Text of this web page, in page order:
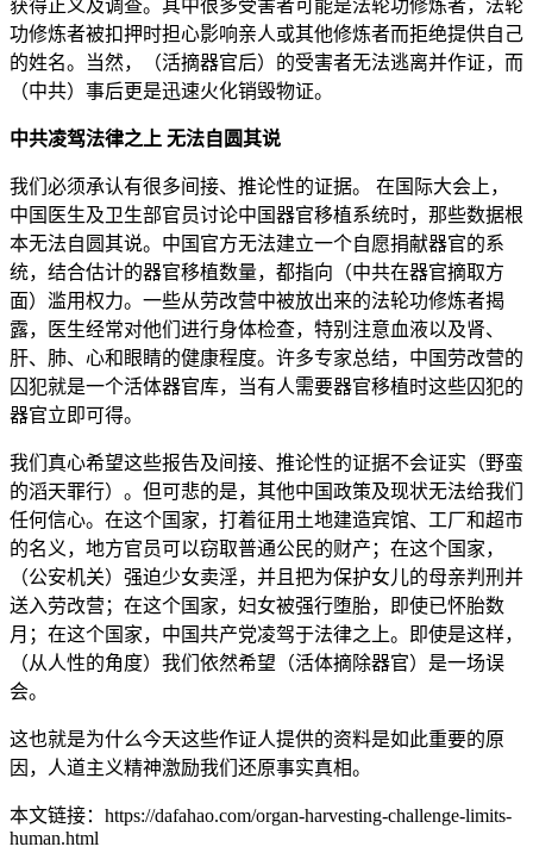
获得正义及调查。其中很多受害者可能是法轮功修炼者，法轮
功修炼者被扣押时担心影响亲人或其他修炼者而拒绝提供自己
的姓名。当然，（活摘器官后）的受害者无法逃离并作证，而
（中共）事后更是迅速火化销毁物证。
中共凌驾法律之上 无法自圆其说
我们必须承认有很多间接、推论性的证据。 在国际大会上，
中国医生及卫生部官员讨论中国器官移植系统时，那些数据根
本无法自圆其说。中国官方无法建立一个自愿捐献器官的系
统，结合估计的器官移植数量，都指向（中共在器官摘取方
面）滥用权力。一些从劳改营中被放出来的法轮功修炼者揭
露，医生经常对他们进行身体检查，特别注意血液以及肾、
肝、肺、心和眼睛的健康程度。许多专家总结，中国劳改营的
囚犯就是一个活体器官库，当有人需要器官移植时这些囚犯的
器官立即可得。
我们真心希望这些报告及间接、推论性的证据不会证实（野蛮
的滔天罪行）。但可悲的是，其他中国政策及现状无法给我们
任何信心。在这个国家，打着征用土地建造宾馆、工厂和超市
的名义，地方官员可以窃取普通公民的财产；在这个国家，
（公安机关）强迫少女卖淫，并且把为保护女儿的母亲判刑并
送入劳改营；在这个国家，妇女被强行堕胎，即使已怀胎数
月；在这个国家，中国共产党凌驾于法律之上。即使是这样，
（从人性的角度）我们依然希望（活体摘除器官）是一场误
会。
这也就是为什么今天这些作证人提供的资料是如此重要的原
因，人道主义精神激励我们还原事实真相。
本文链接：https://dafahao.com/organ-harvesting-challenge-limits-
human.html